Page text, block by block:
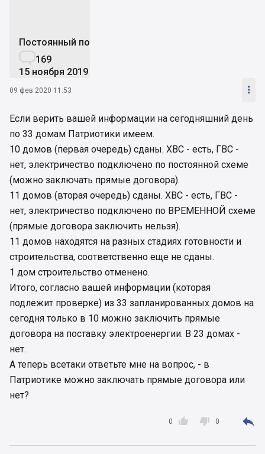
Постоянный пользователь
169
15 ноября 2019
09 фев 2020 11:53 
Если верить вашей информации на сегодняшний день
по 33 домам Патриотики имеем.
10 домов (первая очередь) сданы. ХВС - есть, ГВС -
нет, электричество подключено по постоянной схеме
(можно заключать прямые договора).
11 домов (вторая очередь) сданы. ХВС - есть, ГВС -
нет, электричество подключено по ВРЕМЕННОЙ схеме
(прямые договора заключить нельзя).
11 домов находятся на разных стадиях готовности и
строительства, соответственно еще не сданы.
1 дом строительство отменено.
Итого, согласно вашей информации (которая
подлежит проверке) из 33 запланированных домов на
сегодня только в 10 можно заключить прямые
договора на поставку электроенергии. В 23 домах -
нет.
А теперь всетаки ответьте мне на вопрос, - в
Патриотике можно заключать прямые договора или
нет?

0  0 